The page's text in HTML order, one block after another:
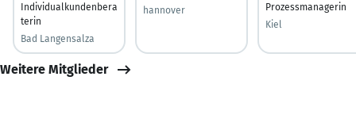
Individualkundenbera
terin
Bad Langensalza
hannover
Prozessmanagerin
Kiel
Weitere Mitglieder